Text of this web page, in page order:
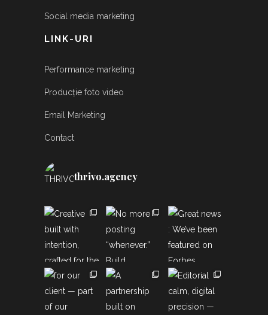
Social media marketing
LINK-URI
Performance marketing
Producție foto video
Email Marketing
Contact
thrivo.agency